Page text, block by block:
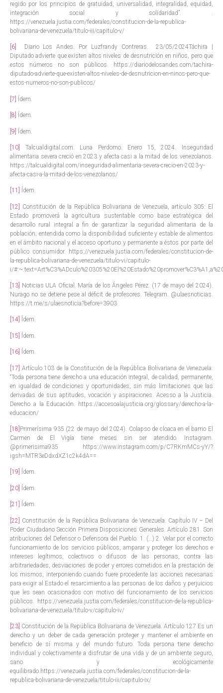
regido por los principios de gratuidad, universalidad, integralidad, equidad,
integración social y solidaridad”. .
https://venezuela.justia.com/federales/constitucion-de-la-republica-
bolivariana-de-venezuela/titulo-iii/capitulo-v/
[6]
Diario Los Andes. Por Luzfrandy Contreras. 23/05/2024Táchira |
Diputado advierte que existen altos niveles de desnutrición en niños, pero que
estos números no son públicos. https://diariodelosandes.com/tachira-
diputado-advierte-que-existen-altos-niveles-de-desnutricion-en-ninos-pero-que-
estos-numeros-no-son-publicos/
[7] Ídem.
[8] Ídem.
[9] Ídem.
[10]
Talcualdigital.com. Luna Perdomo. Enero 15, 2024. Inseguridad
alimentaria severa creció en 2023 y afecta casi a la mitad de los venezolanos.
https://talcualdigital.com/inseguridad-alimentaria-severa-crecio-en-2023-y-
afecta-casi-a-la-mitad-de-los-venezolanos/
[11] Ídem.
[12]
Constitución de la República Bolivariana de Venezuela, artículo 305: El
Estado promoverá la agricultura sustentable como base estratégica del
desarrollo rural integral a fin de garantizar la seguridad alimentaria de la
población; entendida como la disponibilidad suficiente y estable de alimentos
en el ámbito nacional y el acceso oportuno y permanente a éstos por parte del
público consumidor. https://venezuela.justia.com/federales/constitucion-de-
la-republica-bolivariana-de-venezuela/titulo-vi/capitulo-
i/
[13]
Noticias ULA Oficial. María de los Ángeles Pérez. (17 de mayo del 2024).
Nurago no se detiene pese al déficit de profesores. Telegram. @ulaesnoticias.
https://t.me/s/ulaesnoticia?before=3903
[14] Ídem.
[15] Ídem.
[16] Ídem.
[17] Artículo 103 de la Constitución de la República Bolivariana de Venezuela:
“Toda persona tiene derecho a una educación integral, de calidad, permanente,
en igualdad de condiciones y oportunidades, sin más limitaciones que las
derivadas de sus aptitudes, vocación y aspiraciones. Acesso a la Justicia.
Derecho a la Educación. https://accesoalajusticia.org/glossary/derecho-a-la-
educacion/
[18] Primerísima 935 (22 de mayo del 2024). Colapso de cloaca en el barrio El
Carmen de El Vigía tiene meses sin ser atendido. Instagram.
@primerisima935 https://www.instagram.com/p/C7RKmMCs-yY/?
igsh=MTR3eDdxdXZ1c2k4dA==
[19] Ídem.
[20] Ídem.
[21] Ídem.
[22]
Constitución de la República Bolivariana de Venezuela. Capítulo IV – Del
Poder Ciudadano Sección Primera Disposiciones Generales. Artículo 281. Son
atribuciones del Defensor o Defensora del Pueblo: 1. (…) 2. Velar por el correcto
funcionamiento de los servicios públicos, amparar y proteger los derechos e
intereses legítimos, colectivos o difusos de las personas, contra las
arbitrariedades, desviaciones de poder y errores cometidos en la prestación de
los mismos, interponiendo cuando fuere procedente las acciones necesarias
para exigir al Estado el resarcimiento a las personas de los daños y perjuicios
que les sean ocasionados con motivo del funcionamiento de los servicios
públicos. https://venezuela.justia.com/federales/constitucion-de-la-republica-
bolivariana-de-venezuela/titulo-v/capitulo-iv/
[23] Constitución de la República Bolivariana de Venezuela. Artículo 127 Es un
derecho y un deber de cada generación proteger y mantener el ambiente en
beneficio de sí misma y del mundo futuro. Toda persona tiene derecho
individual y colectivamente a disfrutar de una vida y de un ambiente seguro,
sano y ecológicamente
equilibrado.https://venezuela.justia.com/federales/constitucion-de-la-
republica-bolivariana-de-venezuela/titulo-iii/capitulo-ix/